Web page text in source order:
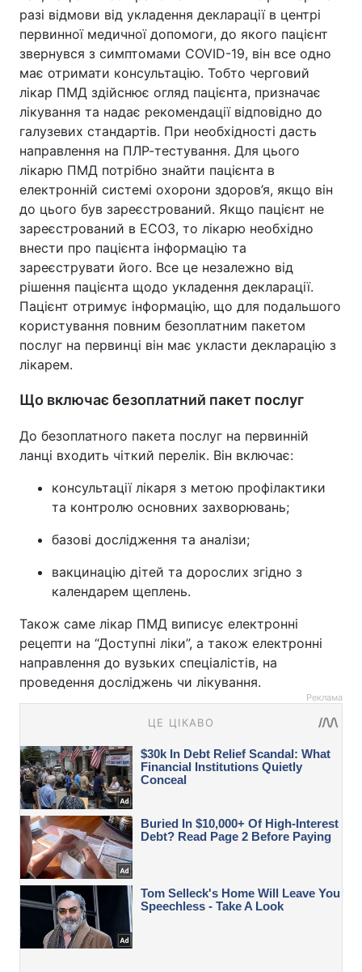
разі відмови від укладення декларації в центрі
первинної медичної допомоги, до якого пацієнт
звернувся з симптомами COVID-19, він все одно
має отримати консультацію. Тобто черговий
лікар ПМД здійснює огляд пацієнта, призначає
лікування та надає рекомендації відповідно до
галузевих стандартів. При необхідності дасть
направлення на ПЛР-тестування. Для цього
лікарю ПМД потрібно знайти пацієнта в
електронній системі охорони здоров’я, якщо він
до цього був зареєстрований. Якщо пацієнт не
зареєстрований в ЕСОЗ, то лікарю необхідно
внести про пацієнта інформацію та
зареєструвати його. Все це незалежно від
рішення пацієнта щодо укладення декларації.
Пацієнт отримує інформацію, що для подальшого
користування повним безоплатним пакетом
послуг на первинці він має укласти декларацію з
лікарем.
Що включає безоплатний пакет поcлуг
До безоплатного пакета послуг на первинній
ланці входить чіткий перелік. Він включає:
консультації лікаря з метою профілактики
та контролю основних захворювань;
базові дослідження та аналізи;
вакцинацію дітей та дорослих згідно з
календарем щеплень.
Також саме лікар ПМД виписує електронні
рецепти на “Доступні ліки”, а також електронні
направлення до вузьких спеціалістів, на
проведення досліджень чи лікування.
Реклама